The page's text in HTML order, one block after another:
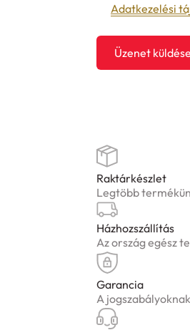
Adatkezelési
Üzenet küldése
Raktárkészlet
Legtöbb
Házhozszállítás
Az ország egész
Garancia
A